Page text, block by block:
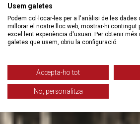
Usem galetes
Podem col·locar-les per a l'anàlisi de les
millorar el nostre lloc web, mostrar-hi contingut
excel·lent experiència d'usuari. Per obtenir
galetes que usem, obriu la configuració.
Accepta-ho tot
No, personalitza